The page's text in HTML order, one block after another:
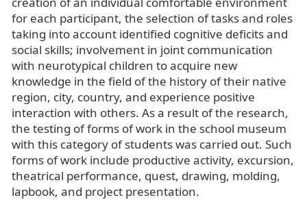
for each participant, the selection of tasks and roles
taking into account identified cognitive deficits and
social skills; involvement in joint communication
with neurotypical children to acquire new
knowledge in the field of the history of their native
region, city, country, and experience positive
interaction with others. As a result of the research,
the testing of forms of work in the school museum
with this category of students was carried out. Such
forms of work include productive activity, excursion,
theatrical performance, quest, drawing, molding,
lapbook, and project presentation.